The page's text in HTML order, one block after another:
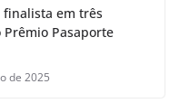
finalista em três
Pasaporte
de 2025